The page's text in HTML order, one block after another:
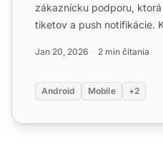
zákaznícku podporu,
tiketov a push notifikácie.
Jan 20, 2026 2 min čítania
Android Mobile +2